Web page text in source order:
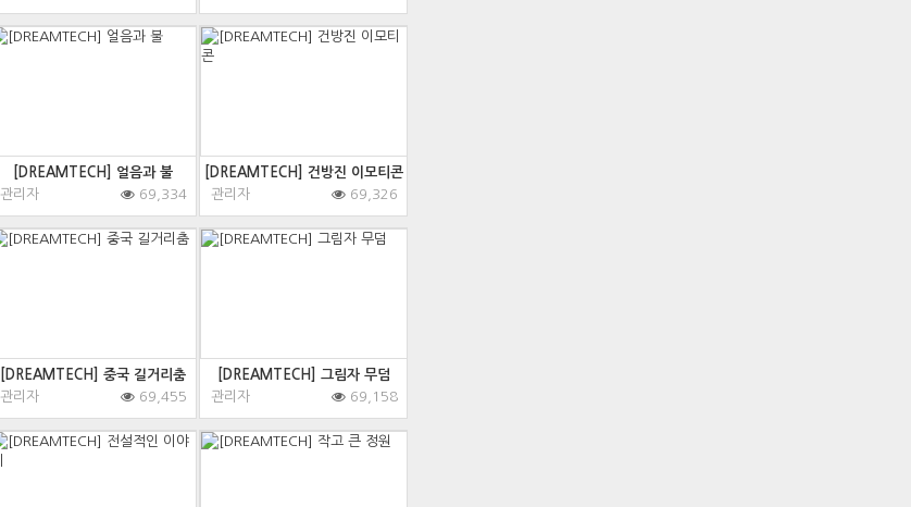
[DREAMTECH] 얼음과 불
관리자
69,334
[DREAMTECH] 건방진 이모티콘
관리자
69,326
[DREAMTECH] 중국 길거리춤
관리자
69,455
[DREAMTECH] 그림자 무덤
관리자
69,158